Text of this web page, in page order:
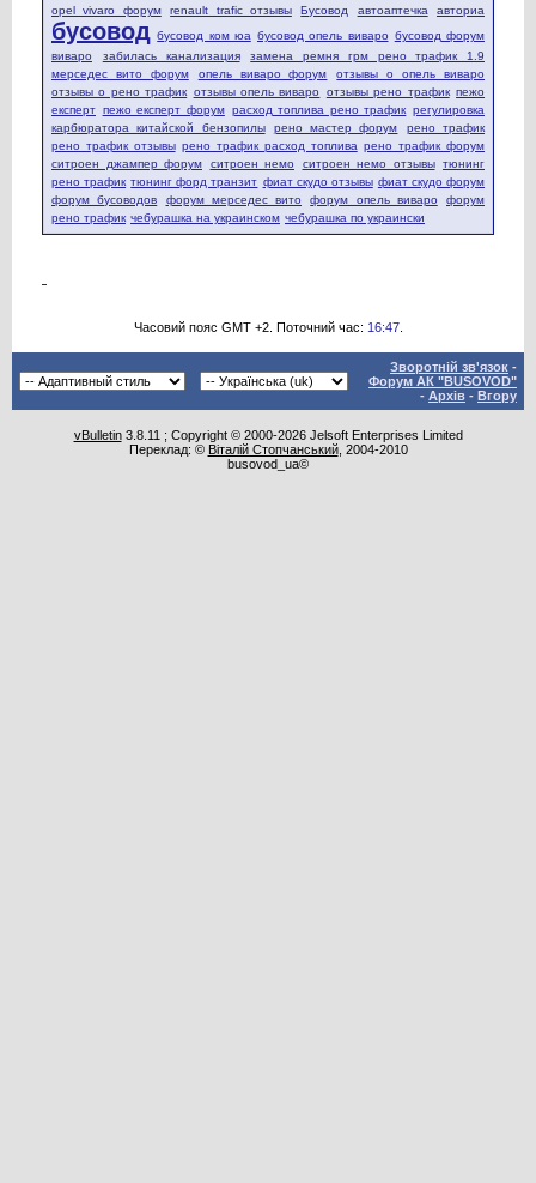
opel vivaro форум renault trafic отзывы Бусовод автоаптечка авториа
бусовод бусовод ком юа бусовод опель виваро бусовод форум
виваро
забилась канализация
замена ремня грм рено трафик 1.9
мерседес вито форум
опель виваро форум
отзывы о опель виваро
отзывы о рено трафик отзывы опель виваро отзывы рено трафик пежо
експерт пежо експерт форум расход топлива рено трафик регулировка
карбюратора китайской бензопилы
рено мастер форум
рено трафик
рено трафик отзывы рено трафик расход топлива рено трафик форум
ситроен джампер форум
ситроен немо ситроен немо отзывы тюнинг
рено трафик тюнинг форд транзит фиат скудо отзывы фиат скудо форум
форум бусоводов
форум мерседес вито форум опель виваро
форум
рено трафик чебурашка на украинском чебурашка по украински
Часовий пояс GMT +2. Поточний час: 16:47.
Зворотній зв'язок -
Форум АК "BUSOVOD"
- Архів - Вгору
vBulletin3.8.11 ; Copyright © 2000-2026 Jelsoft Enterprises Limited
Переклад: © Віталій Стопчанський, 2004-2010
busovod_ua©